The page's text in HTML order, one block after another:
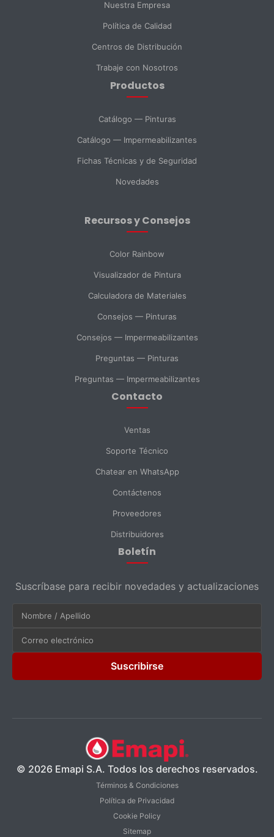
SELECCIONAR DEPARTAMENTO
Soporte Técnico Compras
Consulta General
Enviar Mensaje
Nuestra Empresa
Política de Calidad
Centros de Distribución
Trabaje con Nosotros
Productos
Catálogo — Pinturas
Catálogo — Impermeabilizantes
Fichas Técnicas y de Seguridad
Novedades
Recursos y Consejos
Color Rainbow
Visualizador de Pintura
Calculadora de Materiales
Consejos — Pinturas
Consejos — Impermeabilizantes
Preguntas — Pinturas
Preguntas — Impermeabilizantes
Contacto
Ventas
Soporte Técnico
Chatear en WhatsApp
Contáctenos
Proveedores
Distribuidores
Boletín
Suscríbase para recibir novedades y actualizaciones
Suscribirse
© 2026 Emapi S.A. Todos los derechos reservados.
Términos & Condiciones
Política de Privacidad
Cookie Policy
Sitemap